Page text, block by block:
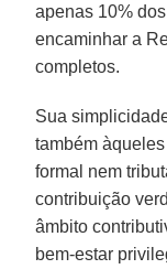
apenas 10%
encaminhar a
completos.
Sua
também
formal nem
contribuição
âmbito
bem-estar